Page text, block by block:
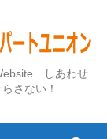
しあわせ
さない！